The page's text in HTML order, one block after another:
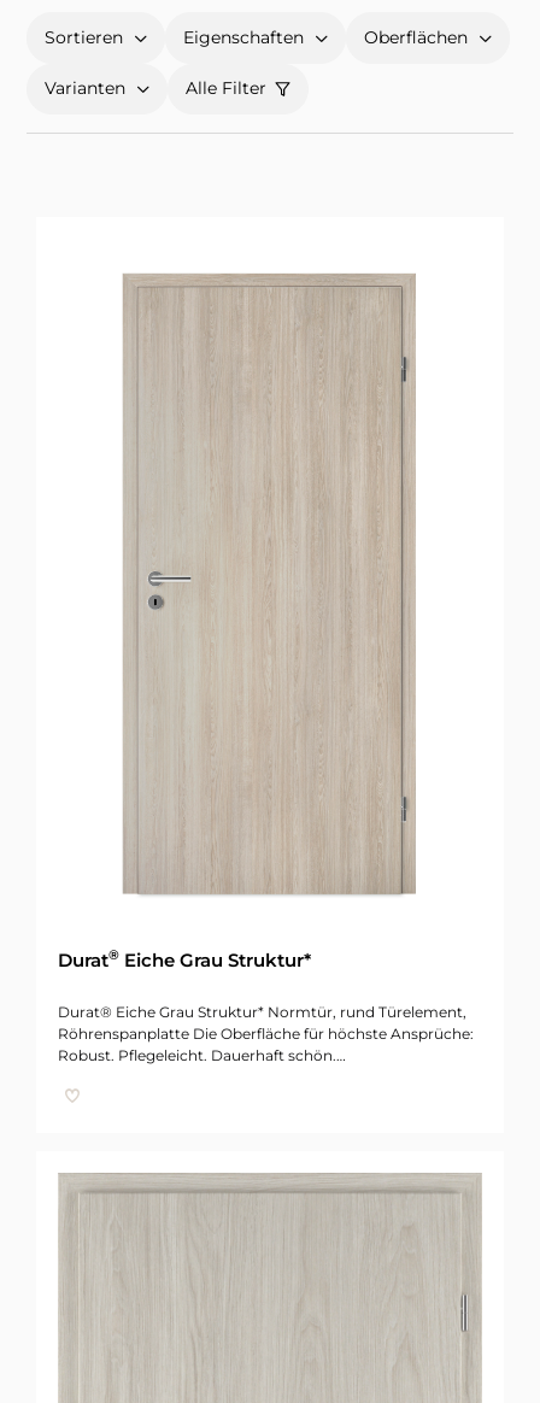
Sortieren Eigenschaften Oberflächen
Varianten Alle Filter
Durat® Eiche Grau Struktur*
Durat® Eiche Grau Struktur* Normtür, rund Türelement,
Röhrenspanplatte Die Oberfläche für höchste Ansprüche:
Robust. Pflegeleicht. Dauerhaft schön.…